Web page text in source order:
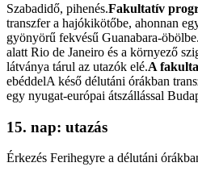
Szabadidő, pihenés.Fakultatív
transzfer a hajókikötőbe, ahonnan
gyönyörű fekvésű Guanabara-
alatt Rio de Janeiro és a környező
látványa tárul az utazók elé.A
ebéddelA késő délutáni órákban
egy nyugat-európai átszállással
15. nap: utazás
Érkezés Ferihegyre a délutáni